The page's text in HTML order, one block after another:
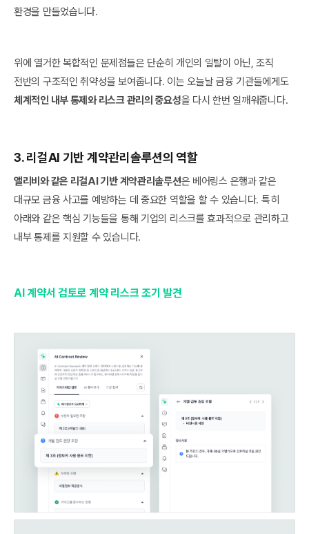
환경을 만들었습니다.
위에 열거한 복합적인 문제점들은 단순히 개인의 일탈이 아닌, 조직
전반의 구조적인 취약성을 보여줍니다. 이는 오늘날 금융 기관들에게도
체계적인 내부 통제와 리스크 관리의 중요성을 다시 한번 일깨워줍니다.
3. 리걸AI 기반 계약관리솔루션의 역할
앨리비와 같은 리걸AI 기반 계약관리솔루션은 베어링스 은행과 같은
대규모 금융 사고를 예방하는 데 중요한 역할을 할 수 있습니다. 특히
아래와 같은 핵심 기능들을 통해 기업의 리스크를 효과적으로 관리하고
내부 통제를 지원할 수 있습니다.
AI 계약서 검토로 계약 리스크 조기 발견